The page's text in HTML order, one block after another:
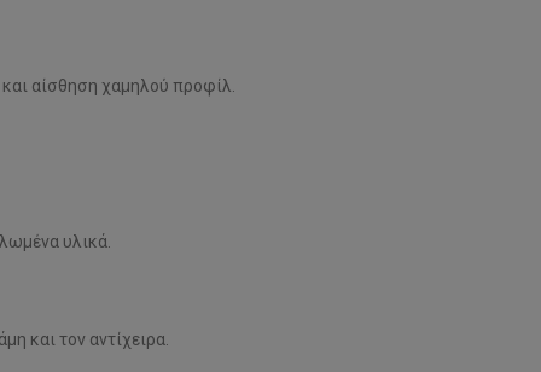
αίσθηση χαμηλού προφίλ.
υλικά.
και τον αντίχειρα.